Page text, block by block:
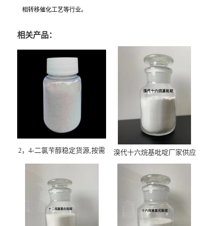
相转移催化工艺等行业。
相关产品：
2，4-二氯苄醇稳定货源,按需
订购
溴代十六烷基吡啶厂家供应